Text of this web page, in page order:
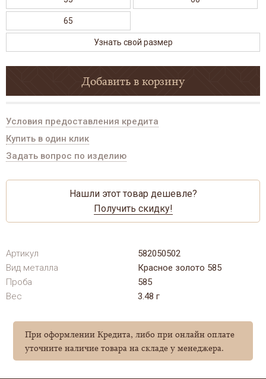
65
Узнать свой размер
Добавить в корзину
Условия предоставления кредита
Купить в один клик
Задать вопрос по изделию
Нашли этот товар дешевле?
Получить скидку!
Артикул
582050502
Вид металла
Красное золото 585
Проба
585
Вес
3.48 г
При оформлении Кредита, либо при онлайн оплате
уточните наличие товара на складе у менеджера.